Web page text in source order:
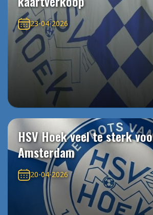
23-04-2026
HSV Hoek veel te sterk
Amsterdam
20-04-2026